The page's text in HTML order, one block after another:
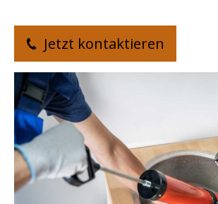
Jetzt kontaktieren